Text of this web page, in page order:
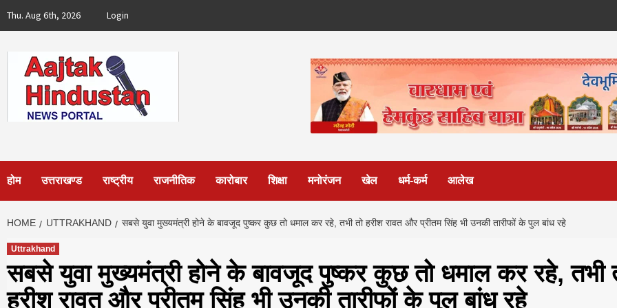
Thu. Aug 6th, 2026 Login
होम उत्तराखण्ड राष्ट्रीय राजनीतिक कारोबार शिक्षा मनोरंजन खेल धर्म-कर्म आलेख
HOME UTTRAKHAND सबसे युवा मुख्यमंत्री होने के बावजूद पुष्कर कुछ तो धमाल कर रहे, तभी तो हरीश रावत और प्रीतम सिंह भी उनकी तारीफों के पुल बांध रहे
Uttrakhand
सबसे युवा मुख्यमंत्री होने के बावजूद पुष्कर कुछ तो धमाल कर रहे, तभी
हरीश रावत और प्रीतम सिंह भी उनकी तारीफों के पुल बांध रहे